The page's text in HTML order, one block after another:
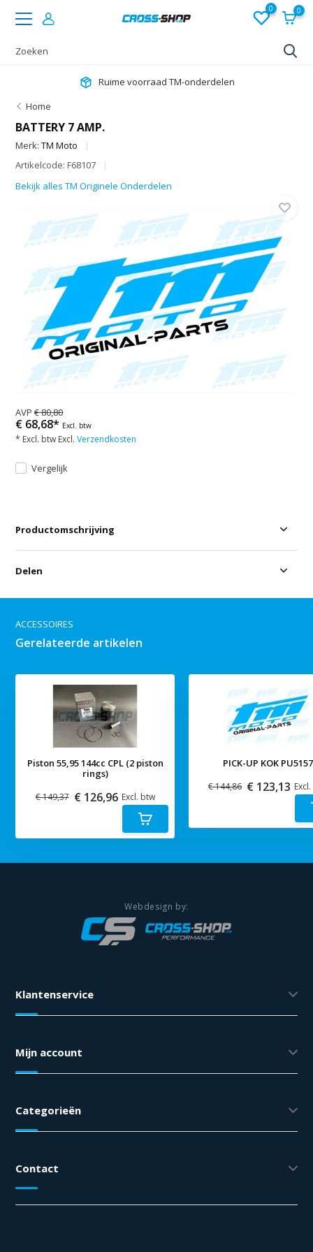
0 0
Ruime voorraad TM-onderdelen
Home
BATTERY 7 AMP.
Merk:TM Moto
Artikelcode: F68107
Bekijk alles TM Originele Onderdelen
AVP€ 80,80
€ 68,68* Excl. btw
* Excl. btw Excl.Verzendkosten
Vergelijk
Productomschrijving
Delen
ACCESSOIRES
Gerelateerde artikelen
Piston 55,95 144cc CPL (2 piston
rings)
€ 149,37 € 126,96 Excl. btw
PICK-UP KOK PU5157
€ 144,86 € 123,13
Klantenservice
Mijn account
Categorieën
Contact